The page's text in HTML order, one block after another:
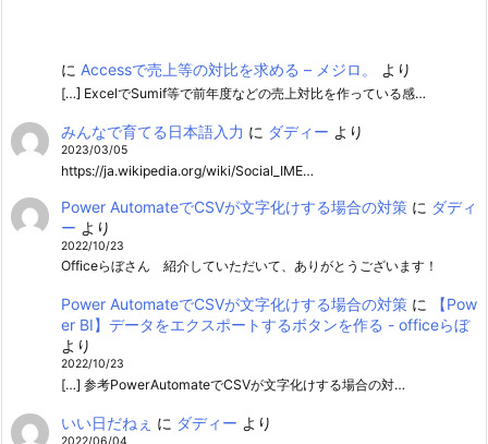
に Accessで売上等の対比を求める – メジロ。 より
[…] ExcelでSumif等で前年度などの売上対比を作っている感…
みんなで育てる日本語入力 に ダディー より
2023/03/05
https://ja.wikipedia.org/wiki/Social_IME…
Power AutomateでCSVが文字化けする場合の対策に ダディ
ー より
2022/10/23
Officeらぼさん 紹介していただいて、ありがとうございます！
Power AutomateでCSVが文字化けする場合の対策に
【Pow
er BI】データをエクスポートするボタンを作る - officeらぼ
より
2022/10/23
[…] 参考PowerAutomateでCSVが文字化けする場合の対…
いい日だねぇ に ダディー より
2022/06/04